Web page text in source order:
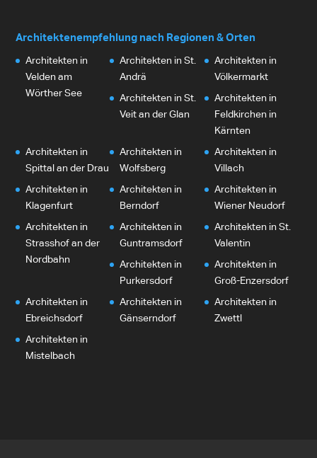
Architektenempfehlung nach Regionen & Orten
Architekten in
Velden am
Wörther See
Architekten in St.
Andrä
Architekten in
Völkermarkt
Architekten in St.
Veit an der Glan
Architekten in
Feldkirchen in
Kärnten
Architekten in
Spittal an der Drau
Architekten in
Wolfsberg
Architekten in
Villach
Architekten in
Klagenfurt
Architekten in
Berndorf
Architekten in
Wiener Neudorf
Architekten in
Strasshof an der
Nordbahn
Architekten in
Guntramsdorf
Architekten in St.
Valentin
Architekten in
Purkersdorf
Architekten in
Groß-Enzersdorf
Architekten in
Ebreichsdorf
Architekten in
Gänserndorf
Architekten in
Zwettl
Architekten in
Mistelbach